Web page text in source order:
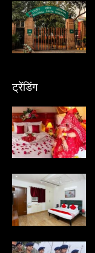
ट्रेंडिंग